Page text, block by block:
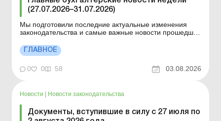
(27.07.2026–31.07.2026)
Мы подготовили последние актуальные изменения
законодательства и самые важные новости прошедшей
2 августа 2026 года Изменения в законодательстве с
27 по 31 июля 2026 года О чем нужно знать н а этой
неделе? Вступили в силу правила работы ...
ГЛАВНОЕ
0 0 58 03.08.2026
Новости | Новости законодательства
Документы, вступившие в силу с 27 июля по